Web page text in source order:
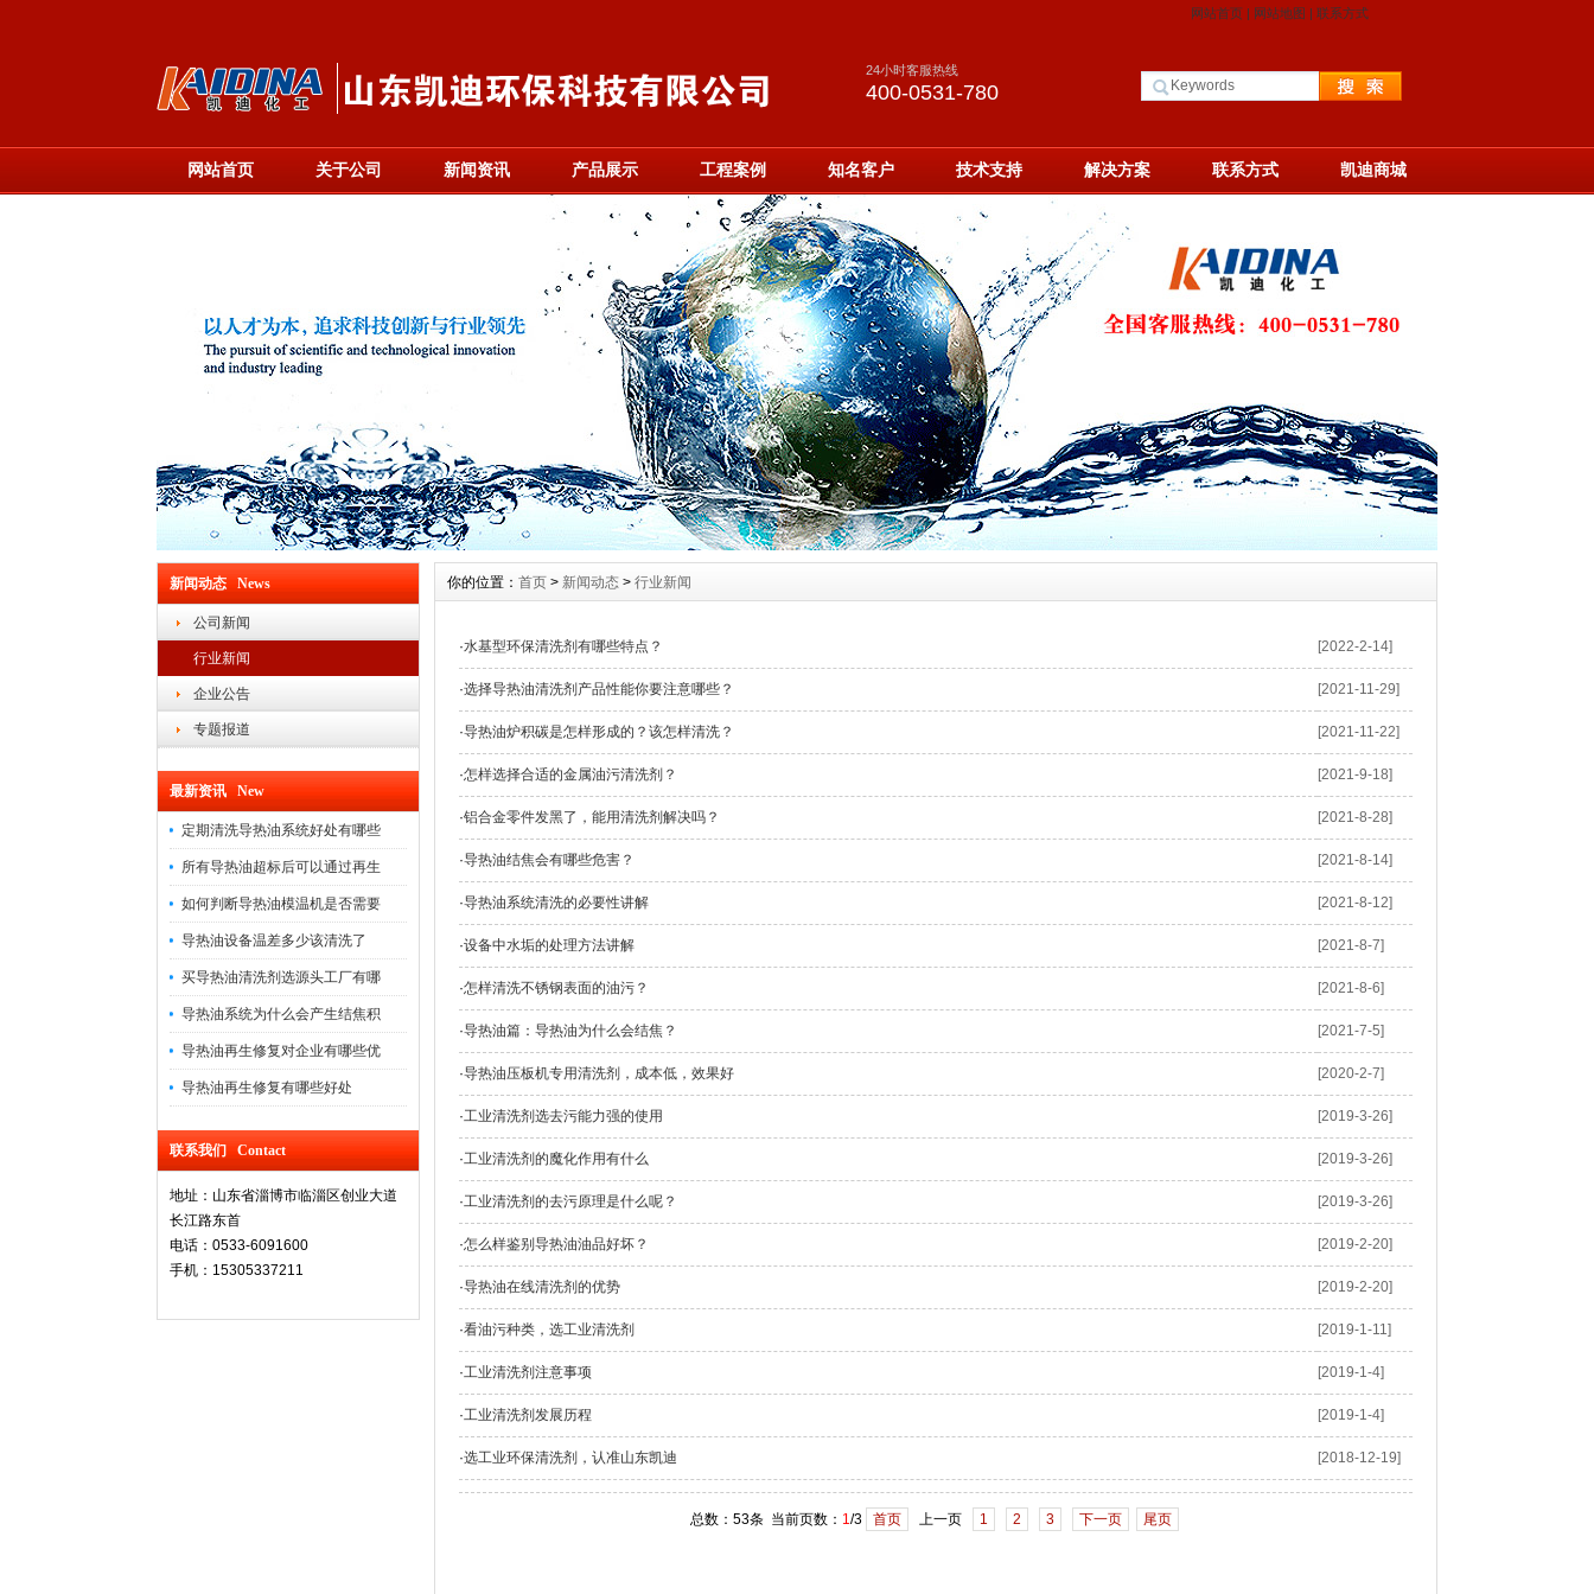
网站首页| 网站地图 | 联系方式
24小时客服热线
400-0531-780
网站首页 关于公司 新闻资讯 产品展示 工程案例 知名客户 技术支持 解决方案 联系方式 凯迪商城
新闻动态 News
公司新闻
行业新闻
企业公告
专题报道
最新资讯 New
定期清洗导热油系统好处有哪些
所有导热油超标后可以通过再生
如何判断导热油模温机是否需要
导热油设备温差多少该清洗了
买导热油清洗剂选源头工厂有哪
导热油系统为什么会产生结焦积
导热油再生修复对企业有哪些优
导热油再生修复有哪些好处
联系我们 Contact
地址：山东省淄博市临淄区创业大道
长江路东首
电话：0533-6091600
手机：15305337211
你的位置： 首页 > 新闻动态 > 行业新闻
·水基型环保清洗剂有哪些特点？ [2022-2-14]
·选择导热油清洗剂产品性能你要注意哪些？ [2021-11-29]
·导热油炉积碳是怎样形成的？该怎样清洗？ [2021-11-22]
·怎样选择合适的金属油污清洗剂？ [2021-9-18]
·铝合金零件发黑了，能用清洗剂解决吗？ [2021-8-28]
·导热油结焦会有哪些危害？ [2021-8-14]
·导热油系统清洗的必要性讲解 [2021-8-12]
·设备中水垢的处理方法讲解 [2021-8-7]
·怎样清洗不锈钢表面的油污？ [2021-8-6]
·导热油篇：导热油为什么会结焦？ [2021-7-5]
·导热油压板机专用清洗剂，成本低，效果好 [2020-2-7]
·工业清洗剂选去污能力强的使用 [2019-3-26]
·工业清洗剂的魔化作用有什么 [2019-3-26]
·工业清洗剂的去污原理是什么呢？ [2019-3-26]
·怎么样鉴别导热油油品好坏？ [2019-2-20]
·导热油在线清洗剂的优势 [2019-2-20]
·看油污种类，选工业清洗剂 [2019-1-11]
·工业清洗剂注意事项 [2019-1-4]
·工业清洗剂发展历程 [2019-1-4]
·选工业环保清洗剂，认准山东凯迪 [2018-12-19]
总数：53条 当前页数： 1/3 首页 上一页 1 2 3 下一页 尾页